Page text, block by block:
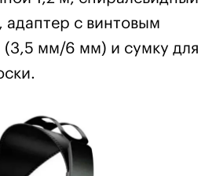
адаптер с винтовым
(3,5 мм/6 мм) и сумку для